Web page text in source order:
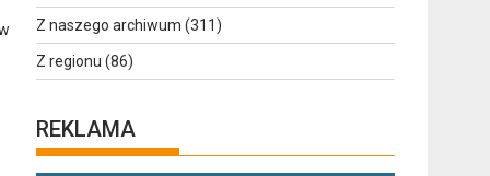
Z naszego archiwum (311)
Z regionu (86)
REKLAMA